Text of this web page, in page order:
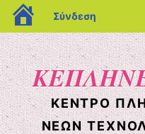
blogs.sch.gr
Σύνδεση
ΚΈΝΤΡΟ
ΝΈΩΝ